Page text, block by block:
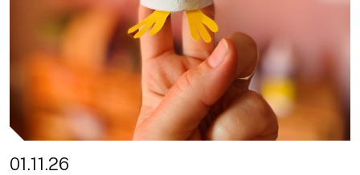
01.11.26